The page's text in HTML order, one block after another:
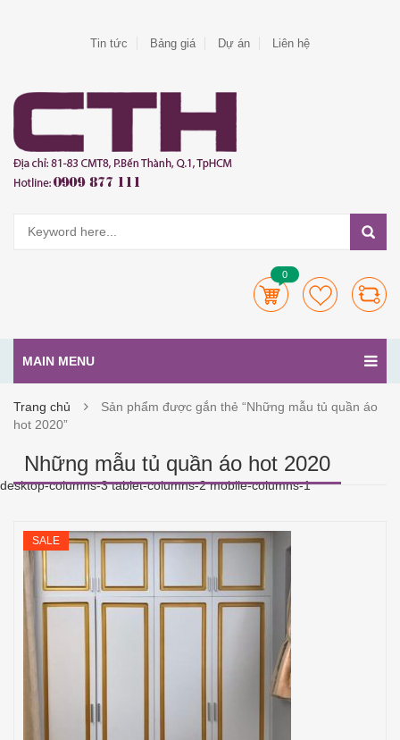
Tin tức Bảng giá Dự án Liên hệ
0
MAIN MENU
Trang chủ
Sản phẩm được gắn thẻ “Những mẫu tủ quần áo
hot 2020”
Những mẫu tủ quần áo hot 2020
desktop-columns-3 tablet-columns-2 mobile-columns-1
SALE